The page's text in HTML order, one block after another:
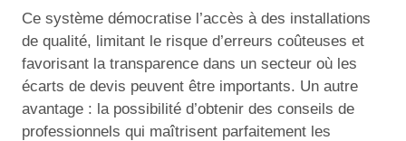
Ce système démocratise l’accès à des installations
de qualité, limitant le risque d’erreurs coûteuses et
favorisant la transparence dans un secteur où les
écarts de devis peuvent être importants. Un autre
avantage : la possibilité d’obtenir des conseils de
professionnels qui maîtrisent parfaitement les